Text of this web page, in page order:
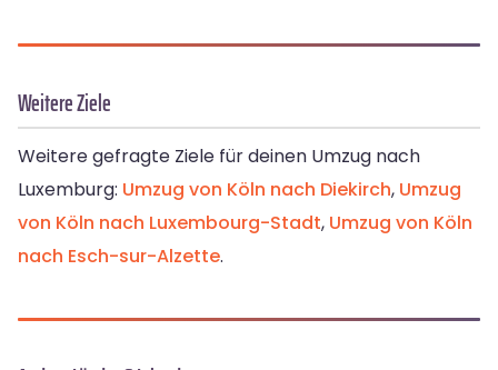
Weitere Ziele
Weitere gefragte Ziele für deinen Umzug nach
Luxemburg: Umzug von Köln nach Diekirch, Umzug
von Köln nach Luxembourg-Stadt, Umzug von Köln
nach Esch-sur-Alzette.